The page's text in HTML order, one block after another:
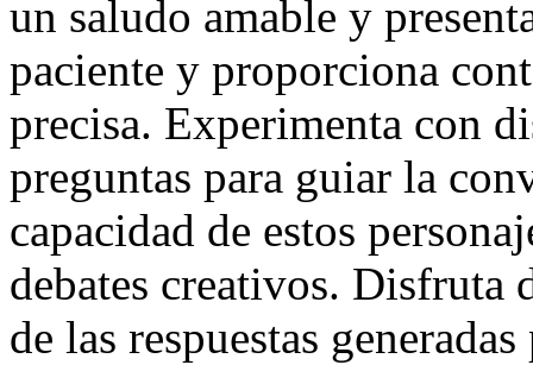
un saludo amable y
paciente y proporciona
precisa. Experimenta con
preguntas para guiar la
capacidad de estos
debates creativos. Disfruta
de las respuestas